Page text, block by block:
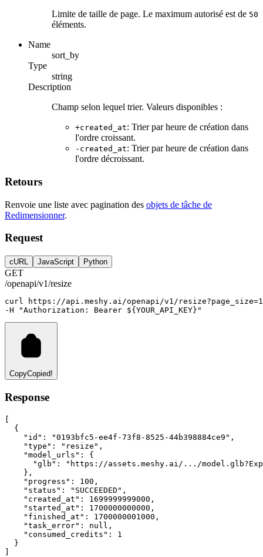
Limite de taille de page. Le maximum autorisé est de 50
éléments.
Name
sort_by
Type
string
Description
Champ selon lequel trier. Valeurs disponibles :
+created_at: Trier par heure de création dans
l'ordre croissant.
-created_at: Trier par heure de création dans
l'ordre décroissant.
Retours
Renvoie une liste avec pagination des objets de tâche de
Redimensionner.
Request
cURL JavaScript Python
GET
/openapi/v1/resize
curl https://api.meshy.ai/openapi/v1/resize?page_size=
-H
"Authorization: Bearer ${YOUR_API_KEY}"
CopyCopied!
Response
[
  {
"id" : "0193bfc5-ee4f-73f8-8525-44b398884ce9" ,
"type" : "resize" ,
"model_urls" :
{
"glb" :
"https://assets.meshy.ai/.../
    }
,
"progress" : 100 ,
"status" : "SUCCEEDED" ,
"created_at" : 1699999999000 ,
"started_at" : 1700000000000 ,
"finished_at" : 1700000001000 ,
"task_error" : null ,
"consumed_credits" :
1
  }
]